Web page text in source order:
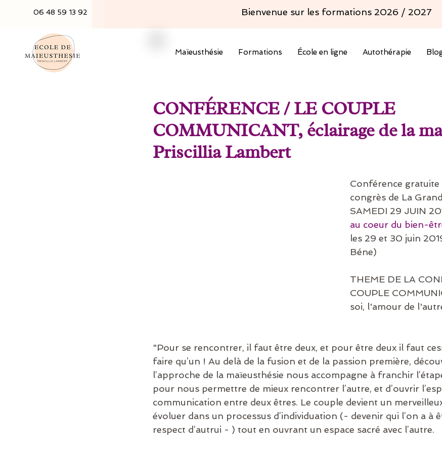
06 48 59 13 92 Bienvenue sur les formations 2026 / 2027
Maïeusthésie Formations École en ligne Autothérapie
CONFÉRENCE / LE COUPLE
COMMUNICANT, éclairage de la
Priscillia Lambert
Conférence gratuite
congrès de La
SAMEDI 29 JUIN
au coeur du bien-
les 29 et 30 juin
Béne)
THEME DE LA
COUPLE
soi, l'amour de
"Pour se rencontrer, il faut être deux, et pour être deux il faut
faire qu’un ! Au delà de la fusion et de la passion première,
l’approche de la maïeusthésie nous accompagne à franchir
pour nous permettre de mieux rencontrer l’autre, et d’ouvrir
communication entre deux êtres. Le couple devient un
évoluer dans un processus d’individuation (- devenir qui l’on a à
respect d’autrui - ) tout en ouvrant un espace sacré avec l’autre.